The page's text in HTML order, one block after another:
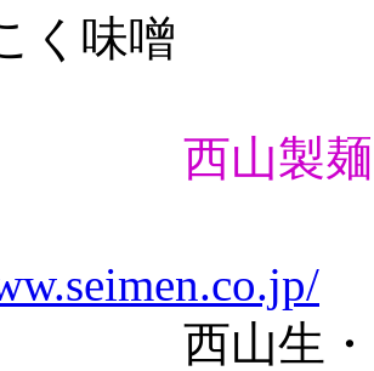
く味噌
西山製麺
・ラーメ